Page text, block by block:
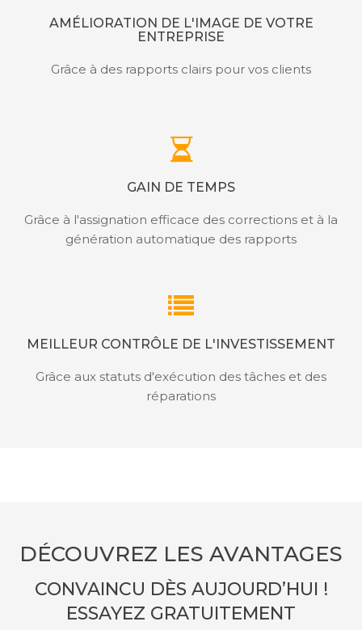
AMÉLIORATION DE L'IMAGE DE VOTRE
ENTREPRISE
Grâce à des rapports clairs pour vos clients
GAIN DE TEMPS
Grâce à l'assignation efficace des corrections et à la
génération automatique des rapports
MEILLEUR CONTRÔLE DE L'INVESTISSEMENT
Grâce aux statuts d'exécution des tâches et des
réparations
DÉCOUVREZ LES AVANTAGES
CONVAINCU DÈS AUJOURD’HUI !
ESSAYEZ GRATUITEMENT